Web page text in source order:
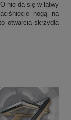
nie da się w łatwy
nogą na
otwarcia skrzydła